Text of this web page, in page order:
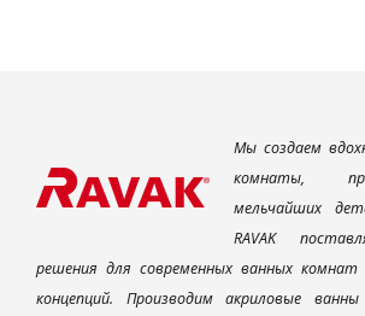
Мы создаем
комнаты,
мельчайших
RAVAK
решения для современных ванных
концепций. Производим акриловые